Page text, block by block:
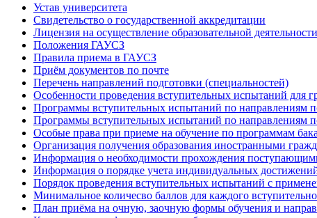
Устав университета
Свидетельство о государственной аккредитации
Лицензия на осуществление образовательной деятельности
Положения ГАУСЗ
Правила приема в ГАУСЗ
Приём документов по почте
Перечень направлений подготовки (специальностей)
Особенности проведения вступительных испытаний для
Программы вступительных испытаний по направлениям
Программы вступительных испытаний по направлениям
Особые права при приеме на обучение по программам
Организация получения образования иностранными
Информация о необходимости прохождения
Информация о порядке учета индивидуальных
Порядок проведения вступительных испытаний с
Минимальное количесво баллов для каждого
План приёма на очную, заочную формы обучения и